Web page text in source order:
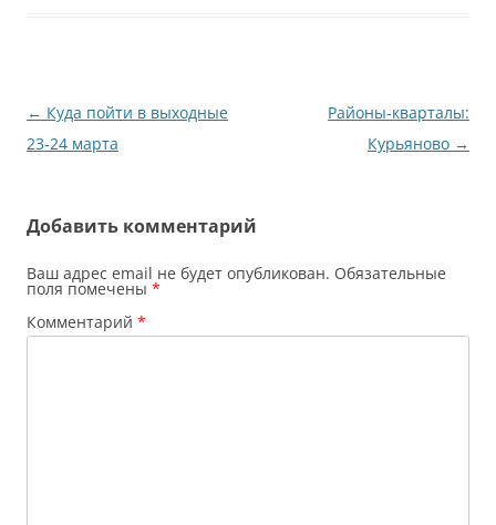
Навигация
по
← Куда пойти в выходные
23-24 марта
Районы-кварталы:
Курьяново →
Добавить комментарий
Ваш адрес email не будет опубликован. Обязательные
поля помечены *
Комментарий *